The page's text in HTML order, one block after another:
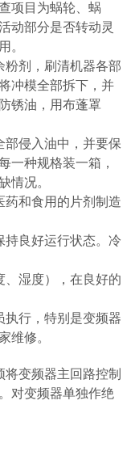
项目为蜗轮、蜗
动部分是否转动灵
。
粉剂，刷清机器各部
冲模全部拆下，并
锈油，用布蓬罩
部侵入油中，并要保
一种规格装一箱，
情况。
药和食用的片剂制造
持良好运行状态。冷
、湿度）
，在良好的
执行，特别是变频器
维修。
将变频器主回路控制
对变频器单独作绝